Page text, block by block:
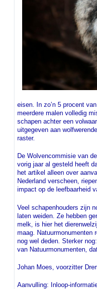
eisen. In zo’n 5 procent
meerdere malen volledig
schapen achter een
uitgegeven aan
raster.
De Wolvencommisie van
vorig jaar al gesteld heeft
het artikel alleen over
Nederland verscheen,
impact op de leefbaarheid
Veel schapenhouders zijn
laten weiden. Ze hebben
melk, is hier het
maag. Natuurmonumenten
nog wel deden. Sterker
van Natuurmonumenten,
Johan Moes, voorzitter
Aanvulling: Inloop-